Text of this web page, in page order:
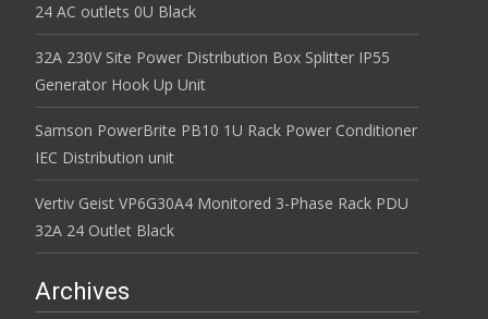
24 AC outlets 0U Black
32A 230V Site Power Distribution Box Splitter IP55
Generator Hook Up Unit
Samson PowerBrite PB10 1U Rack Power Conditioner
IEC Distribution unit
Vertiv Geist VP6G30A4 Monitored 3-Phase Rack PDU
32A 24 Outlet Black
Archives